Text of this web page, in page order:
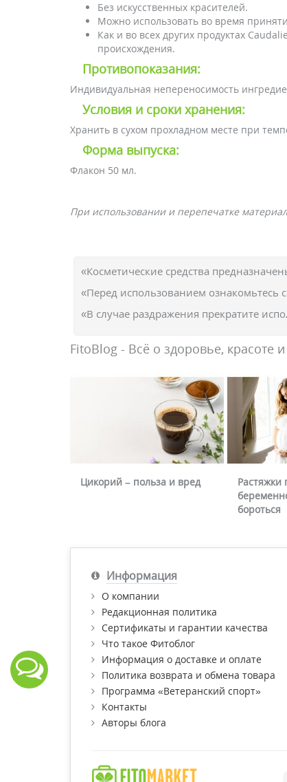
Без искусственных красителей.
Можно использовать во время
Как и во всех других продуктах
происхождения.
Противопоказания:
Индивидуальная непереносимость
Условия и сроки хранения:
Хранить в сухом прохладном месте при
Форма выпуска:
Флакон 50 мл.
При использовании и перепечатке
«Косметические средства
«Перед использованием ознакомьтесь
«В случае раздражения прекратите
FitoBlog - Всё о здоровье, красоте
Цикорий – польза и вред
Растяжки
бороться
Информация
О компании
Редакционная политика
Сертификаты и гарантии качества
Что такое Фитоблог
Информация о доставке и оплате
Политика возврата и обмена товара
Программа «Ветеранский спорт»
Контакты
Авторы блога